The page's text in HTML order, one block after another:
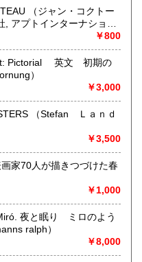
献、趣味、古書一般（そ
クトー
, アプトインターナショナ
￥800
Pictorial 英文 初期の
）
￥3,000
ａｎｄ
￥3,500
家70人が描きつづけた春
￥1,000
夜と眠り ミロのよう
ン語 （Herrmanns ralph）
￥8,000